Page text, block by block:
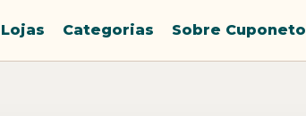
Lojas Categorias Sobre Cuponeto